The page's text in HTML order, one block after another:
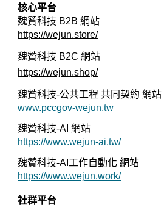
核心平台
魏贊科技 B2B網站
https://wejun.store/
魏贊科技 B2C網站
https://wejun.shop/
魏贊科技-公共工程 共同契約 網站
www.pccgov-wejun.tw
魏贊科技-AI 網站
https://www.wejun-ai.tw/
魏贊科技-AI工作自動化 網站
https://www.wejun.work/
社群平台